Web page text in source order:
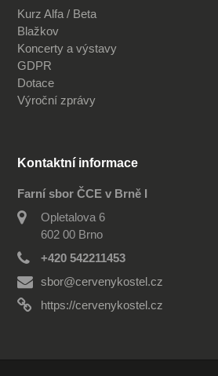
Kurz Alfa / Beta
Blažkov
Koncerty a výstavy
GDPR
Dotace
Výroční zprávy
Kontaktní informace
Farní sbor ČCE v Brně I
Opletalova 6
602 00 Brno
+420 542211453
sbor@cervenykostel.cz
https://cervenykostel.cz